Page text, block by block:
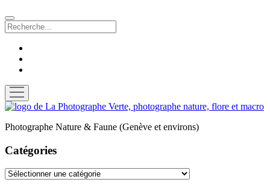
Recherche
ouvrir
menu
La
Verte
Photographe Nature & Faune (Genève et environs)
Catégories
Catégories